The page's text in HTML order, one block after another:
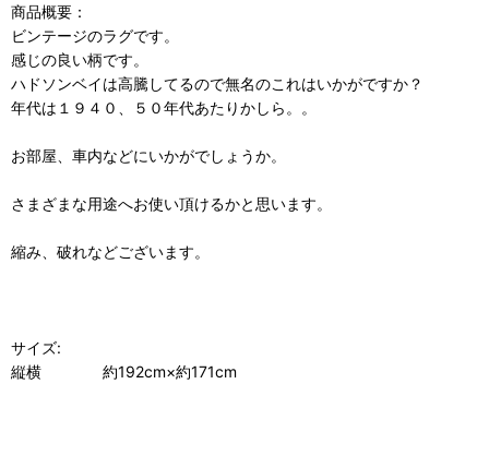
商品概要：
ビンテージのラグです。
感じの良い柄です。
ハドソンベイは高騰してるので無名のこれはいかがですか？
年代は１９４０、５０年代あたりかしら。。
お部屋、車内などにいかがでしょうか。
さまざまな用途へお使い頂けるかと思います。
縮み、破れなどございます。
サイズ:
縦横 約192cm×約171cm